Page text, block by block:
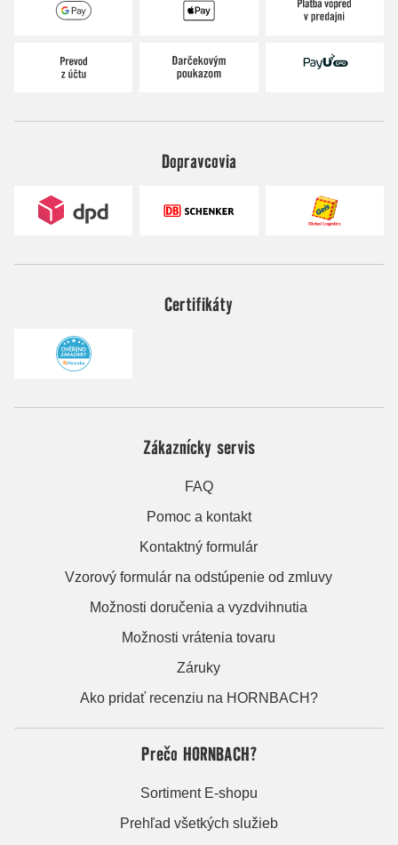
Dopravcovia
Certifikáty
Zákaznícky servis
FAQ
Pomoc a kontakt
Kontaktný formulár
Vzorový formulár na odstúpenie od zmluvy
Možnosti doručenia a vyzdvihnutia
Možnosti vrátenia tovaru
Záruky
Ako pridať recenziu na HORNBACH?
Prečo HORNBACH?
Sortiment E-shopu
Prehľad všetkých služieb